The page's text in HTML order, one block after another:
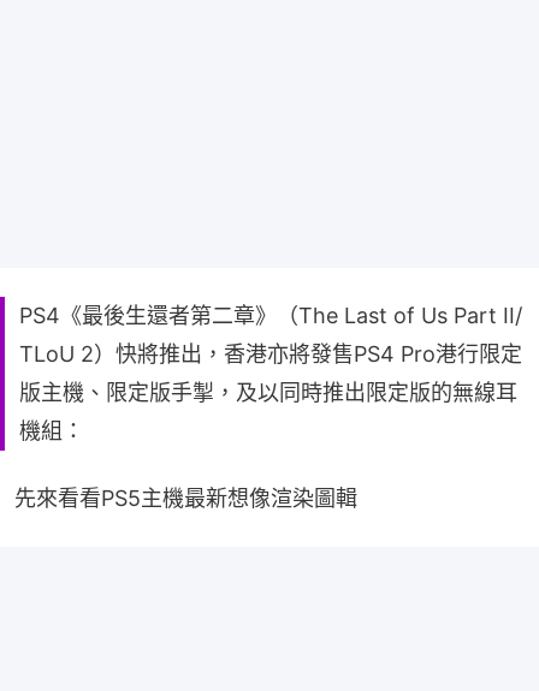
PS4《最後生還者第二章》（The Last of Us Part II/
TLoU 2）快將推出，香港亦將發售PS4 Pro港行限定
版主機、限定版手掣，及以同時推出限定版的無線耳
機組：
先來看看PS5主機最新想像渲染圖輯